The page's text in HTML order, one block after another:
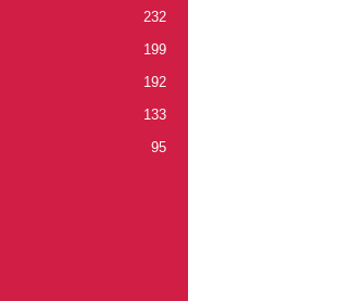
232
199
192
133
95